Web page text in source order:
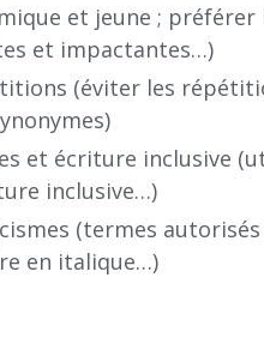
et jeune ; préférer
et impactantes…)
(éviter les
et écriture inclusive
inclusive…)
(termes
en italique…)